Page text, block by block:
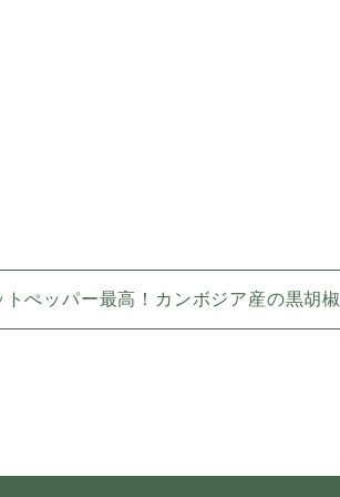
トぺッパー最高！カンボジア産の黒胡椒